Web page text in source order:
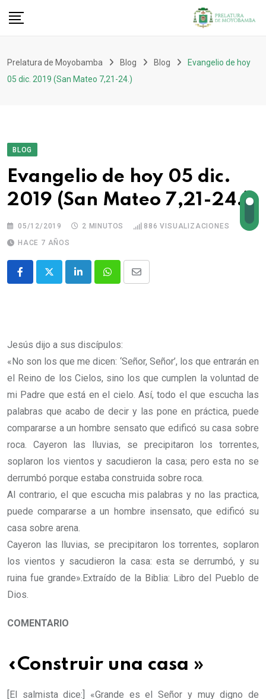
Prelatura de Moyobamba Blog Blog
Evangelio de hoy
05 dic. 2019 (San Mateo 7,21-24.)
BLOG
Evangelio de hoy 05 dic.
2019 (San Mateo 7,21-24.)
05/12/2019 2 MINUTOS 886 VISUALIZACIONES
HACE 7 AÑOS
Jesús dijo a sus discípulos:
«No son los que me dicen: ‘Señor, Señor’, los que entrarán en
el Reino de los Cielos, sino los que cumplen la voluntad de
mi Padre que está en el cielo. Así, todo el que escucha las
palabras que acabo de decir y las pone en práctica, puede
compararse a un hombre sensato que edificó su casa sobre
roca. Cayeron las lluvias, se precipitaron los torrentes,
soplaron los vientos y sacudieron la casa; pero esta no se
derrumbó porque estaba construida sobre roca.
Al contrario, el que escucha mis palabras y no las practica,
puede compararse a un hombre insensato, que edificó su
casa sobre arena.
Cayeron las lluvias, se precipitaron los torrentes, soplaron
los vientos y sacudieron la casa: esta se derrumbó, y su
ruina fue grande».Extraído de la Biblia: Libro del Pueblo de
Dios.
COMENTARIO
«Construir una casa »
[El salmista dice:] «Grande es el Señor y muy digno de